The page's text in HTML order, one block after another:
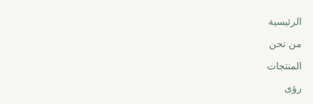
الرئيسية
من نحن
المنتجات
رؤى